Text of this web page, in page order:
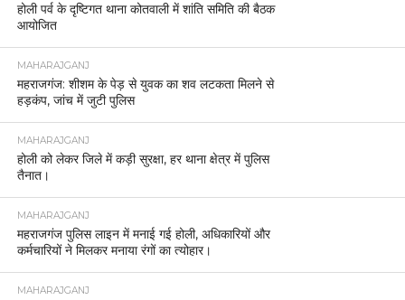
होली पर्व के दृष्टिगत थाना कोतवाली में शांति समिति की बैठक
आयोजित
MAHARAJGANJ
महराजगंज: शीशम के पेड़ से युवक का शव लटकता मिलने से
हड़कंप, जांच में जुटी पुलिस
MAHARAJGANJ
होली को लेकर जिले में कड़ी सुरक्षा, हर थाना क्षेत्र में पुलिस
तैनात।
MAHARAJGANJ
महराजगंज पुलिस लाइन में मनाई गई होली, अधिकारियों और
कर्मचारियों ने मिलकर मनाया रंगों का त्योहार।
MAHARAJGANJ